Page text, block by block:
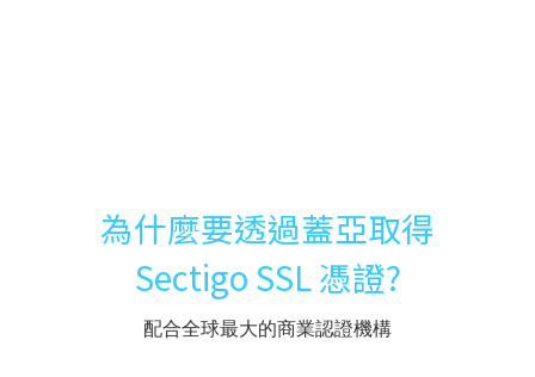
為什麼要透過蓋亞取得
Sectigo SSL 憑證?
配合全球最大的商業認證機構